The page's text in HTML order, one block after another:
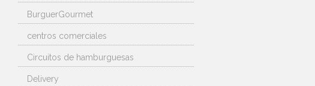
BurguerGourmet
centros comerciales
Circuitos de hamburguesas
Delivery